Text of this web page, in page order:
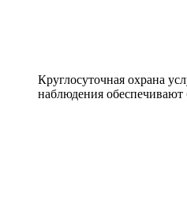
Круглосуточная охрана
наблюдения обеспечивают